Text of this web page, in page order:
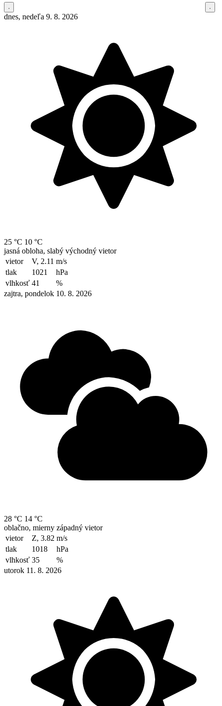
dnes, nedeľa 9. 8. 2026
25 °C 10 °C
jasná obloha, slabý východný vietor
vietor
V, 2.11 m/s
tlak
1021
hPa
vlhkosť 41
%
zajtra, pondelok 10. 8. 2026
28 °C 14 °C
oblačno, mierny západný vietor
vietor
Z, 3.82 m/s
tlak
1018
hPa
vlhkosť 35
%
utorok 11. 8. 2026